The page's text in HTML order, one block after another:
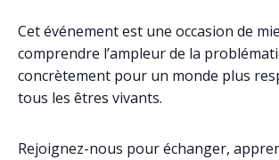
Cet événement est une occasion de
comprendre l’ampleur de la
concrètement pour un monde plus
tous les êtres vivants.
Rejoignez-nous pour échanger,